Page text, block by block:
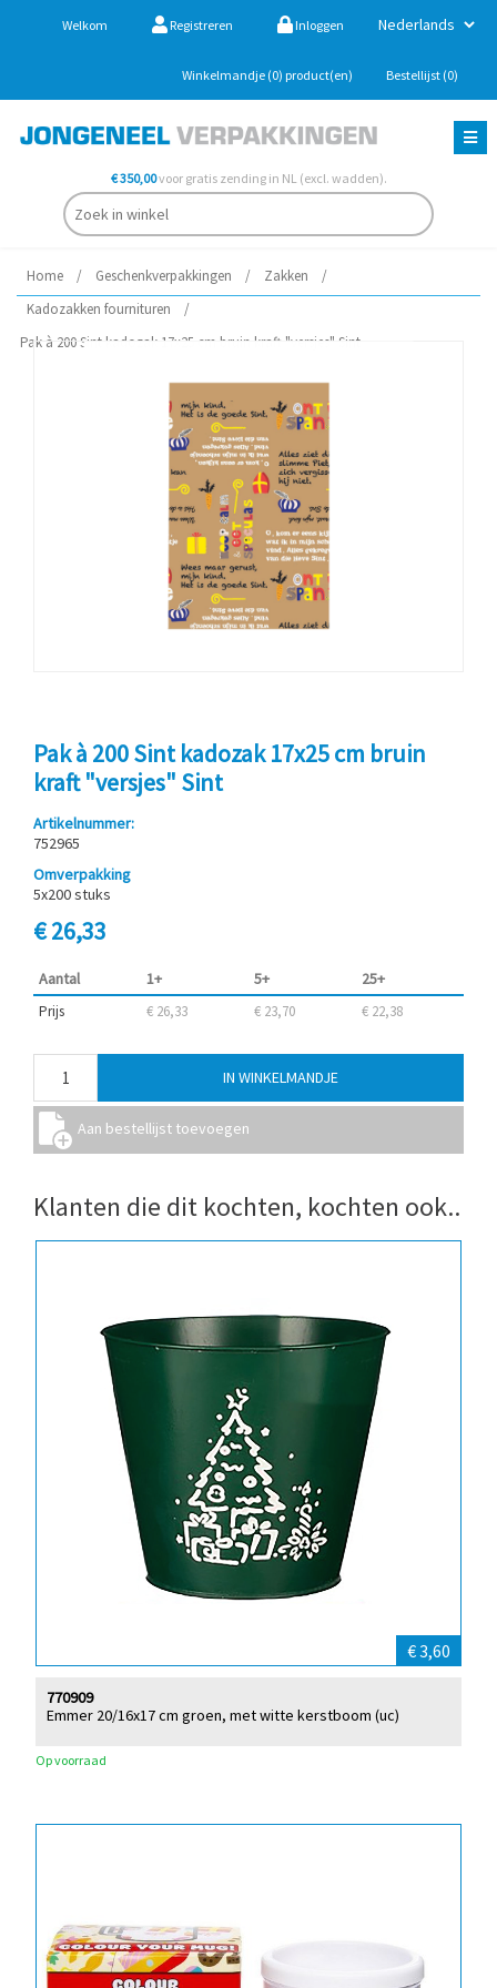
Welkom Registreren Inloggen
Winkelmandje (0) product(en) Bestellijst (0)
€ 350,00voor gratis zending in NL (excl. wadden).
Home / Geschenkverpakkingen / Zakken
/
Kadozakken fournituren
/
Pak à 200 Sint kadozak 17x25 cm bruin kraft "versjes" Sint
Pak à 200 Sint kadozak 17x25 cm bruin
kraft "versjes" Sint
Artikelnummer:
752965
Omverpakking
5x200 stuks
€ 26,33
Aantal 1+ 5+ 25+
Prijs € 26,33 € 23,70 € 22,38
Klanten die dit kochten, kochten ook..
€ 3,60
Emmer 20/16x17 cm groen, met witte kerstboom (uc)
770909
Op voorraad